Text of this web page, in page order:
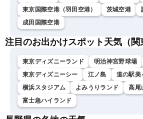
東京国際空港（羽田空港）
茨城空港
成田国際空港
注目のお出かけスポット天気（関
東京ディズニーランド 明治神宮野球場
東京ディズニーシー
江ノ島
道の駅美
横浜スタジアム
よみうりランド
高尾
富士急ハイランド